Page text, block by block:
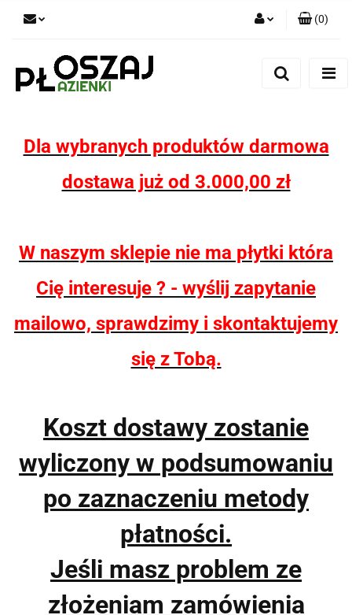
(0)
Dla wybranych produktów darmowa
dostawa już od 3.000,00 zł
W naszym sklepie nie ma płytki która
Cię interesuje ? - wyślij zapytanie
mailowo, sprawdzimy i skontaktujemy
się z Tobą.
Koszt dostawy zostanie
wyliczony w podsumowaniu
po zaznaczeniu metody
płatności.
Jeśli masz problem ze
złożeniam zamówienia